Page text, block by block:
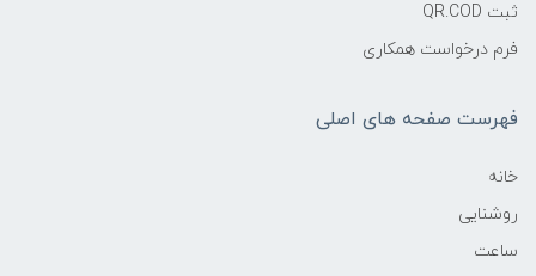
ثبت QR.COD
فرم درخواست همکاری
فهرست صفحه های اصلی
خانه
روشنایی
ساعت